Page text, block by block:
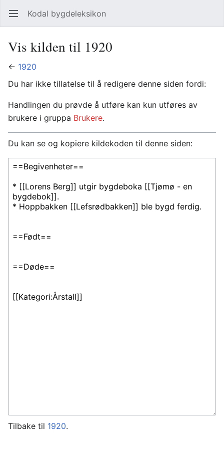
Åpne hovedmenyen Kodal bygdeleksikon
Vis kilden til 1920
← 1920
Du har ikke tillatelse til å redigere denne siden fordi:
Handlingen du prøvde å utføre kan kun utføres av
brukere i gruppa Brukere.
Du kan se og kopiere kildekoden til denne siden:
Tilbake til 1920.